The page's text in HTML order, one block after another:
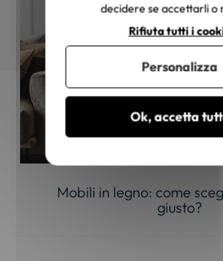
Mobili in legno: come
giusto?
decidere se accettarli o
Ok, accetta
Rifiuta tutti i
Personalizza